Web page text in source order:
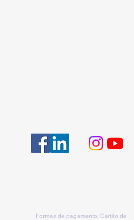
Formas de pagamento: Cartão de